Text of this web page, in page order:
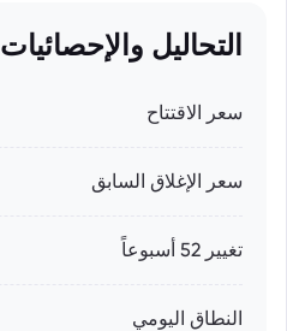
التحاليل والإحصائيات
سعر الاقتتاح
سعر الإغلاق السابق
تغيير 52 أسبوعاً
النطاق اليومي